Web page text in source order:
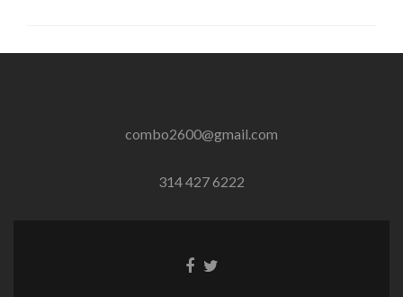
combo2600@gmail.com
314 427 6222
EnlaceEnlace